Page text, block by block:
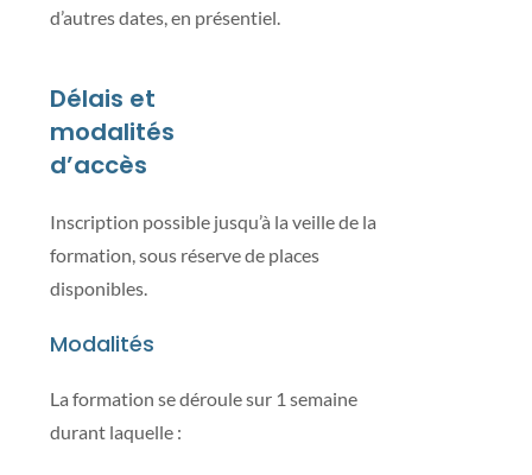
d’autres dates, en présentiel.
Délais et
modalités
d’accès
Inscription possible jusqu’à la veille de la
formation, sous réserve de places
disponibles.
Modalités
La formation se déroule sur 1 semaine
durant laquelle :